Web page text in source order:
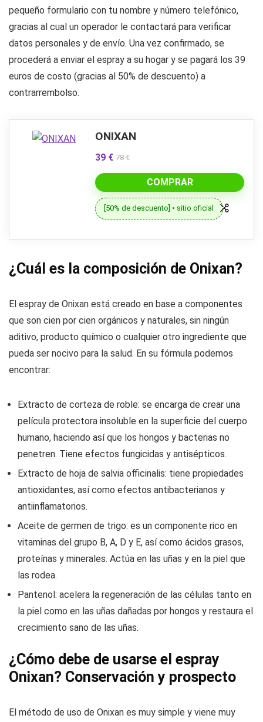
pequeño formulario con tu nombre y número telefónico,
gracias al cual un operador le contactará para verificar
datos personales y de envío. Una vez confirmado, se
procederá a enviar el espray a su hogar y se pagará los 39
euros de costo (gracias al 50% de descuento) a
contrarrembolso.
ONIXAN
39 € 78 €
COMPRAR
[50% de descuento] • sitio oficial
¿Cuál es la composición de Onixan?
El espray de Onixan está creado en base a componentes
que son cien por cien orgánicos y naturales, sin ningún
aditivo, producto químico o cualquier otro ingrediente que
pueda ser nocivo para la salud. En su fórmula podemos
encontrar:
Extracto de corteza de roble: se encarga de crear una
película protectora insoluble en la superficie del cuerpo
humano, haciendo así que los hongos y bacterias no
penetren. Tiene efectos fungicidas y antisépticos.
Extracto de hoja de salvia officinalis: tiene propiedades
antioxidantes, así como efectos antibacterianos y
antiinflamatorios.
Aceite de germen de trigo: es un componente rico en
vitaminas del grupo B, A, D y E, así como ácidos grasos,
proteínas y minerales. Actúa en las uñas y en la piel que
las rodea.
Pantenol: acelera la regeneración de las células tanto en
la piel como en las uñas dañadas por hongos y restaura el
crecimiento sano de las uñas.
¿Cómo debe de usarse el espray
Onixan? Conservación y prospecto
El método de uso de Onixan es muy simple y viene muy